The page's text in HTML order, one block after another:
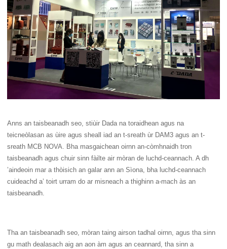
Anns an taisbeanadh seo, stiùir Dada na toraidhean agus na
teicneòlasan as ùire agus sheall iad an t-sreath ùr DAM3 agus an t-
sreath MCB NOVA. Bha masgaichean oirnn an-còmhnaidh tron ​​
taisbeanadh agus chuir sinn fàilte air mòran de luchd-ceannach. A dh
’aindeoin mar a thòisich an galar ann an Sìona, bha luchd-ceannach
cuideachd a’ toirt urram do ar misneach a thighinn a-mach às an
taisbeanadh.
Tha an taisbeanadh seo, mòran taing airson tadhal oirnn, agus tha sinn
gu math dealasach aig an aon àm agus an ceannard, tha sinn a